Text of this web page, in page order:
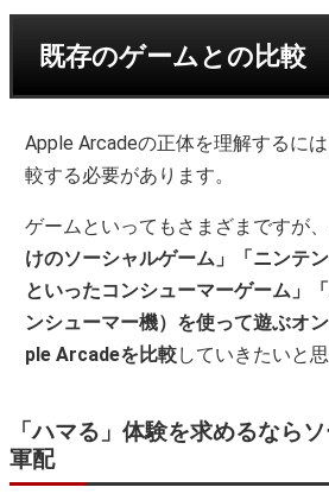
既存のゲームとの比較
Apple Arcadeの正体を理解するに
較する必要があります。
ゲームといってもさまざまですが
けのソーシャルゲーム」「ニンテ
といったコンシューマーゲーム」
ンシューマー機）を使って遊ぶオ
ple Arcadeを比較していきたいと思
「ハマる」体験を求めるなら
軍配